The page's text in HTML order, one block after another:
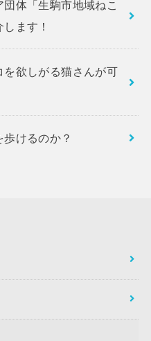
体「生駒市地域ねこ
ます！
を欲しがる猫さんが可
歩けるのか？